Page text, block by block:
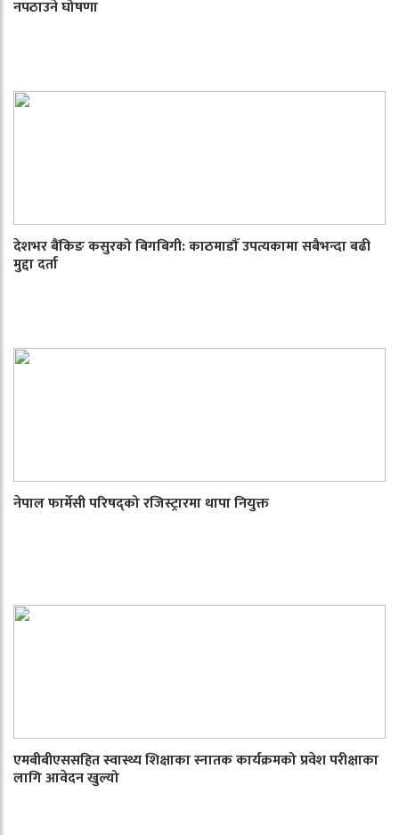
नपठाउने घोषणा
देशभर बैंकिङ कसुरको बिगबिगी: काठमाडौँ उपत्यकामा सबैभन्दा बढी
मुद्दा दर्ता
नेपाल फार्मेसी परिषद्को रजिस्ट्रारमा थापा नियुक्त
एमबीबीएससहित स्वास्थ्य शिक्षाका स्नातक कार्यक्रमको प्रवेश परीक्षाका
लागि आवेदन खुल्यो